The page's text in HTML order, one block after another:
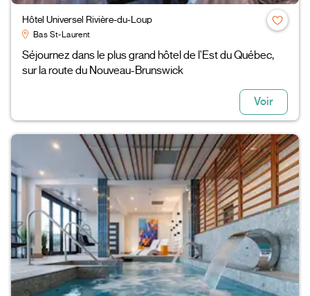
Hôtel Universel Rivière-du-Loup
Bas St-Laurent
Séjournez dans le plus grand hôtel de l'Est du Québec,
sur la route du Nouveau-Brunswick
Voir